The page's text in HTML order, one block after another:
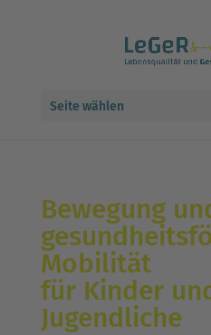
Seite wählen
Bewegung
Mobilität
für Kinder
Jugendliche